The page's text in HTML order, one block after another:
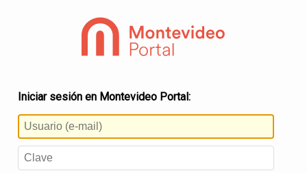
Iniciar sesión en Montevideo Portal: